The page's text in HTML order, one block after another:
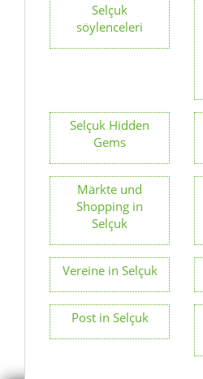
Selçuk
söylenceleri
Selçuk Hidden
Gems
Märkte und
Shopping in
Selçuk
Vereine in Selçuk
Post in Selçuk